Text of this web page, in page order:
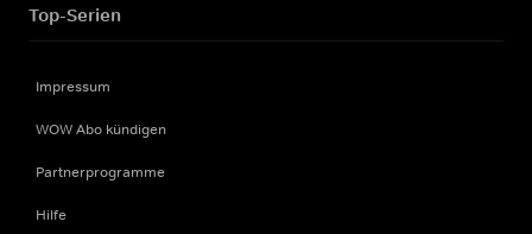
Top-Serien
Impressum
WOW Abo kündigen
Partnerprogramme
Hilfe